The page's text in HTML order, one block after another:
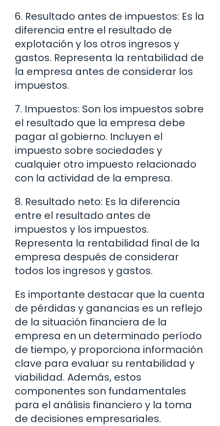
6. Resultado antes de impuestos: Es la
diferencia entre el resultado de
explotación y los otros ingresos y
gastos. Representa la rentabilidad de
la empresa antes de considerar los
impuestos.
7. Impuestos: Son los impuestos sobre
el resultado que la empresa debe
pagar al gobierno. Incluyen el
impuesto sobre sociedades y
cualquier otro impuesto relacionado
con la actividad de la empresa.
8. Resultado neto: Es la diferencia
entre el resultado antes de
impuestos y los impuestos.
Representa la rentabilidad final de la
empresa después de considerar
todos los ingresos y gastos.
Es importante destacar que la cuenta
de pérdidas y ganancias es un reflejo
de la situación financiera de la
empresa en un determinado período
de tiempo, y proporciona información
clave para evaluar su rentabilidad y
viabilidad. Además, estos
componentes son fundamentales
para el análisis financiero y la toma
de decisiones empresariales.